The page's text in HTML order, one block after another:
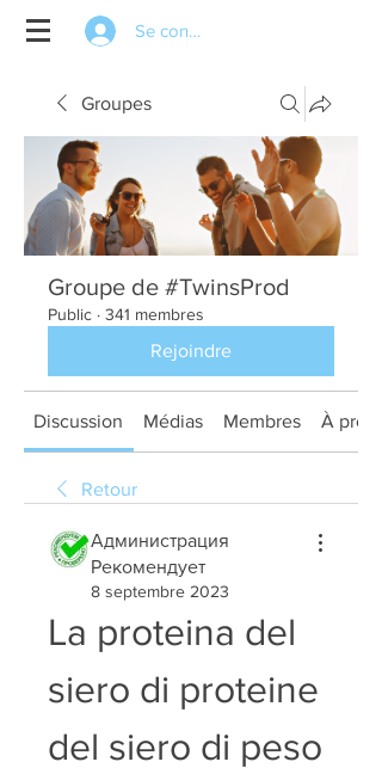
Se connecter
Groupes
Groupe de #TwinsProd
Public · 341 membres
Rejoindre
Discussion Médias Membres À
Retour
Администрация
Рекомендует
8 septembre 2023
La proteina del
siero di proteine ​​
del siero di peso